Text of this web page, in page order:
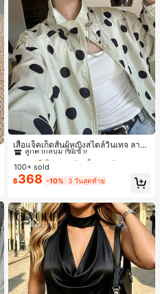
เสื้อแจ็คเก็ตสั้นผู้หญิงสไตล์วินเทจ ลายจุ
ดขนาดใหญ่ คอตั้ง เอวเข้ารูป แขนพอง
ทรงหลวม แฟชั่นอเนกประสงค์ สำหรับใ
ส่ประจำวันและไปเที่ยวพักผ่อน
#1 ขายดี
ใน กระเป๋า เสื้อคลุมลำลอง
ลูกค้ากลับมาซื้อซ้ำ!
#1 ขายดี ใน กระเป๋า เสื้อคลุมลำลอง
ลูกค้ากลับมาซื้อซ้ำ!
#1 ขายดี ใน กระเป๋า เสื้อคลุมลำลอง
ลูกค้ากลับมาซื้อซ้ำ!
#1 ขายดี ใน กระเป๋า เสื้อคลุมลำลอง
100+ sold
฿368 -10% 3 วันสุดท้าย